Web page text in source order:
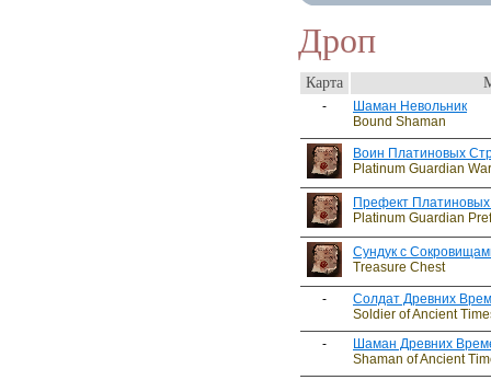
Дроп
Карта
-
Шаман Невольник
Bound Shaman
Воин Платиновых
Platinum Guardian
Префект
Platinum Guardian
Сундук с
Treasure Chest
-
Солдат Древних
Soldier of Ancient
-
Шаман Древних
Shaman of Ancient